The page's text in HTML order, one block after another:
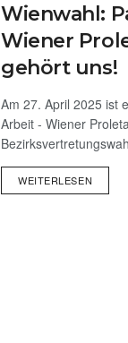
Wienwahl:
Wiener
gehört uns!
Am 27. April 2025 ist
Arbeit - Wiener
WEITERLESEN